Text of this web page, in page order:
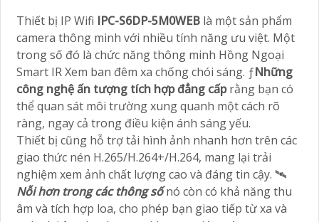
Thiết bị IP Wifi IPC-S6DP-5M0WEB là một sản phẩm
camera thông minh với nhiều tính năng ưu việt. Một
trong số đó là chức năng thông minh Hồng Ngoại
Smart IR Xem ban đêm xa chống chói sáng. ƒNhững
công nghệ ấn tượng tích hợp đẳng cấprằng bạn có
thể quan sát môi trường xung quanh một cách rõ
ràng, ngay cả trong điều kiện ánh sáng yếu.
Thiết bị cũng hỗ trợ tải hình ảnh nhanh hơn trên các
giao thức nén H.265/H.264+/H.264, mang lại trải
nghiệm xem ảnh chất lượng cao và đáng tin cậy. 🛰
Nỗi hơn trong các thông sốnó còn có khả năng thu
âm và tích hợp loa, cho phép bạn giao tiếp từ xa và